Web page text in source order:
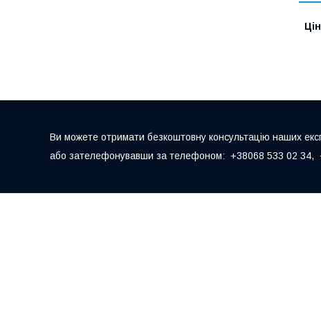
Ви можете отримати безкоштовну консультацію наших
або зателефонувавши за телефоном: +38068 533 02 34,